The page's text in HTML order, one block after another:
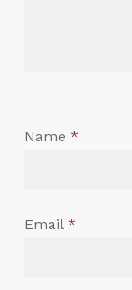
Name *
Email *